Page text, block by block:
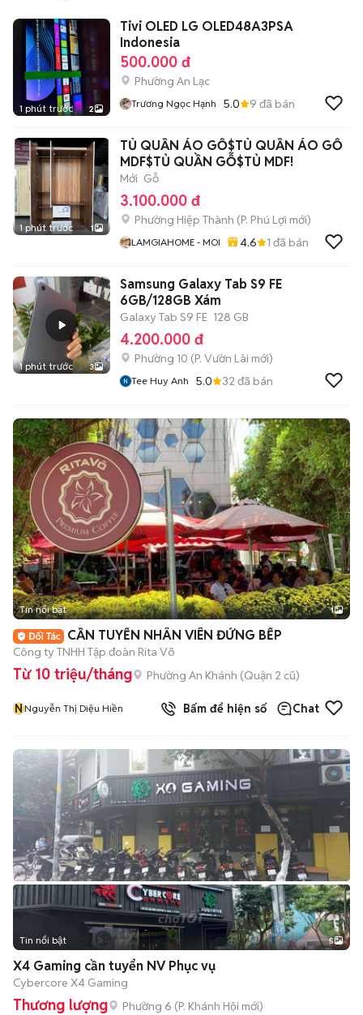
1 phút trước 2
Tivi OLED LG OLED48A3PSA
Indonesia
500.000 đ
Phường An Lạc
Trương Ngọc Hạnh 5.0 9 đã bán
1 phút trước 1
TỦ QUẦN ÁO GỖ$TỦ QUẦN ÁO GỖ
MDF$TỦ QUẦN GỖ$TỦ MDF!
Mới Gỗ
3.100.000 đ
Phường Hiệp Thành (P. Phú Lợi mới)
LAMGIAHOME - MOI 4.6 1 đã bán
1 phút trước 3
Samsung Galaxy Tab S9 FE
6GB/128GB Xám
Galaxy Tab S9 FE 128 GB
4.200.000 đ
Phường 10 (P. Vườn Lài mới)
Tee Huy Anh 5.0 32 đã bán
Tin nổi bật 1
CẦN TUYỂN NHÂN VIÊN ĐỨNG BẾP
Công ty TNHH Tập đoàn Rita Võ
Từ 10 triệu/tháng Phường An Khánh (Quận 2 cũ)
NNguyễn Thị Diệu Hiền Bấm để hiện số Chat
Tin nổi bật 5
X4 Gaming cần tuyển NV Phục vụ
Cybercore X4 Gaming
Thương lượng Phường 6 (P. Khánh Hội mới)